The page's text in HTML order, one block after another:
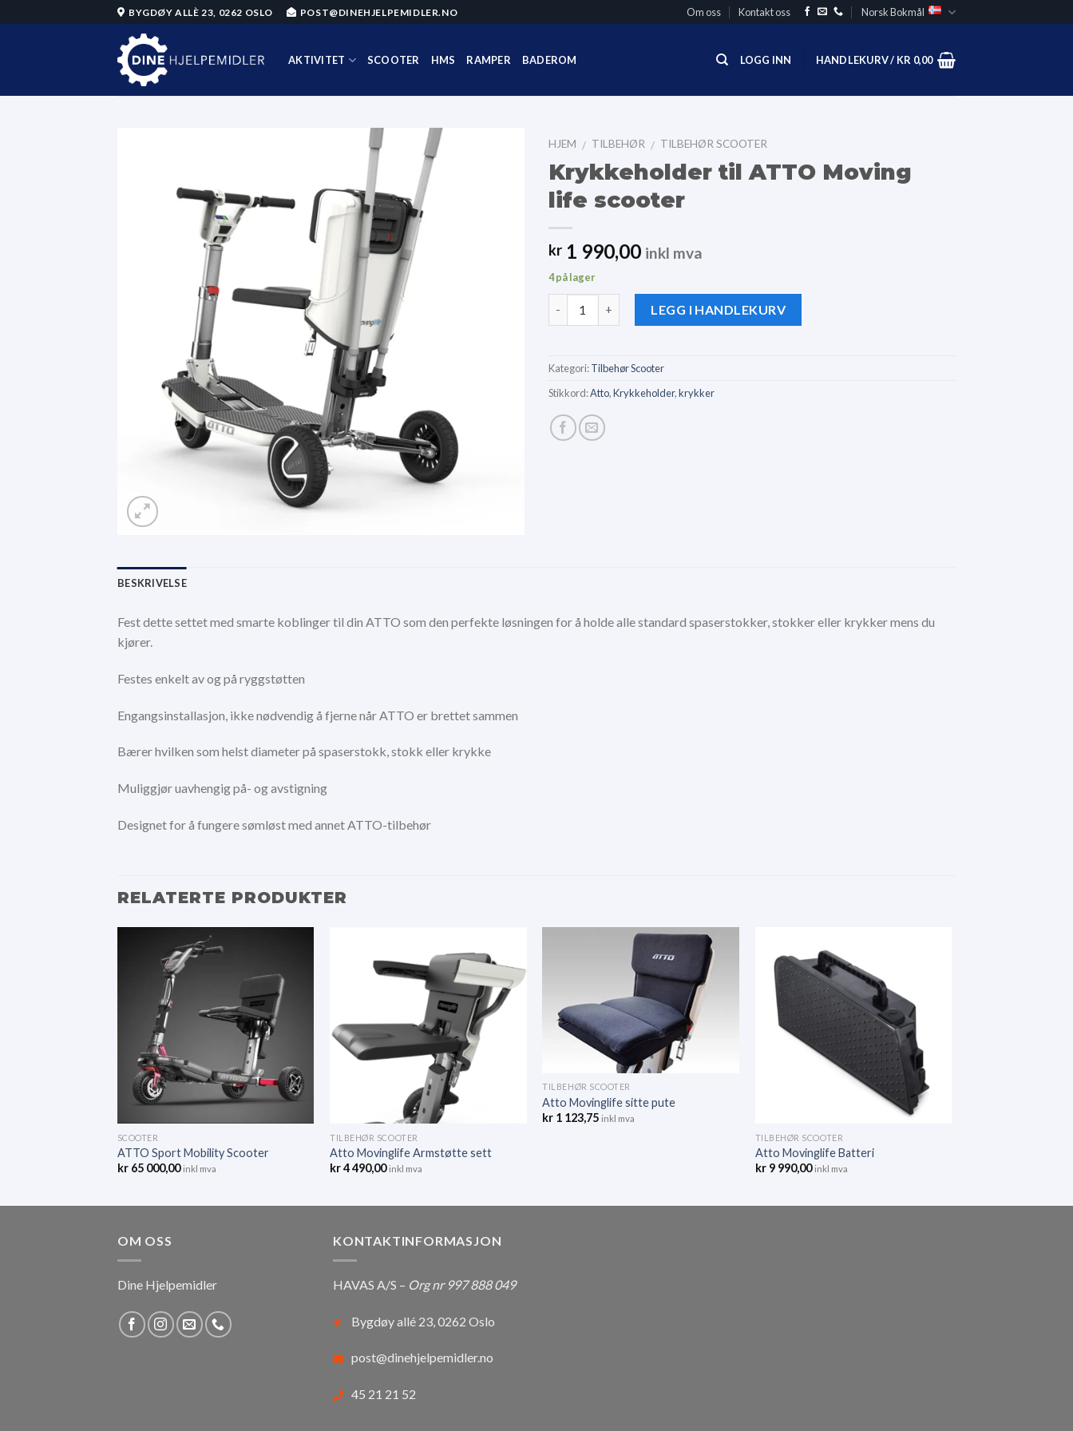
to
BYGDØY ALLÈ 23, 0262 OSLO POST@DINEHJELPEMIDLER.NO Om oss Kontakt oss Norsk Bokmål
AKTIVITET SCOOTER HMS RAMPER BADEROM LOGG INN HANDLEKURV / KR 0,00
HJEM / TILBEHØR / TILBEHØR SCOOTER
Krykkeholder til ATTO Moving
life scooter
kr 1 990,00 inkl mva
4 på lager
LEGG I HANDLEKURV
Kategori:Tilbehør Scooter
Stikkord:Atto,Krykkeholder,krykker
BESKRIVELSE
Fest dette settet med smarte koblinger til din ATTO som den perfekte løsningen for å holde alle standard spaserstokker, stokker eller krykker mens du
kjører.
Festes enkelt av og på ryggstøtten
Engangsinstallasjon, ikke nødvendig å fjerne når ATTO er brettet sammen
Bærer hvilken som helst diameter på spaserstokk, stokk eller krykke
Muliggjør uavhengig på- og avstigning
Designet for å fungere sømløst med annet ATTO-tilbehør
RELATERTE PRODUKTER
SCOOTER
ATTO Sport Mobility Scooter
kr65 000,00 inkl mva
TILBEHØR SCOOTER
Atto Movinglife Armstøtte sett
kr4 490,00 inkl mva
TILBEHØR SCOOTER
Atto Movinglife sitte pute
kr 1 123,75 inkl mva
TILBEHØR SCOOTER
Atto Movinglife Batteri
kr9 990,00 inkl mva
OM OSS
Dine Hjelpemidler
KONTAKTINFORMASJON
HAVAS A/S – Org nr 997 888 049
Bygdøy allé 23, 0262 Oslo
post@dinehjelpemidler.no
45 21 21 52